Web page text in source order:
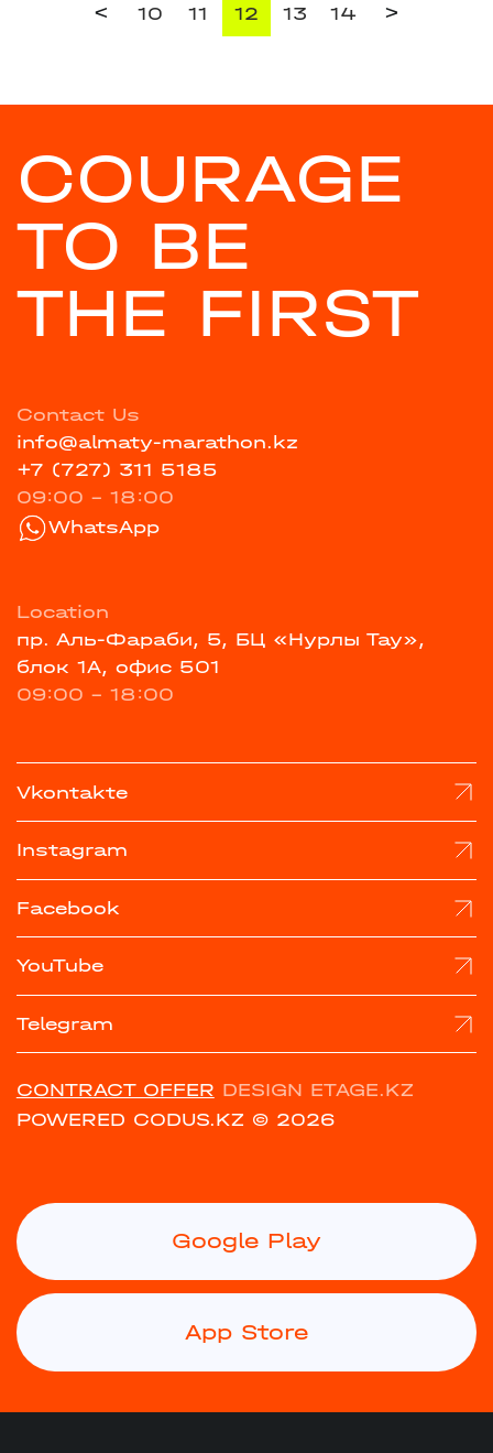
< 10 11 12 13 14 >
COURAGE
TO BE
THE FIRST
Contact Us
info@almaty-marathon.kz
+7 (727) 311 5185
09:00 - 18:00
WhatsApp
Location
пр. Аль-Фараби, 5, БЦ «Нурлы Тау»,
блок 1А, офис 501
09:00 - 18:00
Vkontakte
Instagram
Facebook
YouTube
Telegram
CONTRACT OFFER DESIGN ETAGE.KZ
POWERED CODUS.KZ © 2026
Google Play
App Store